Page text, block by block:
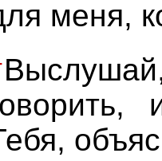
меня,